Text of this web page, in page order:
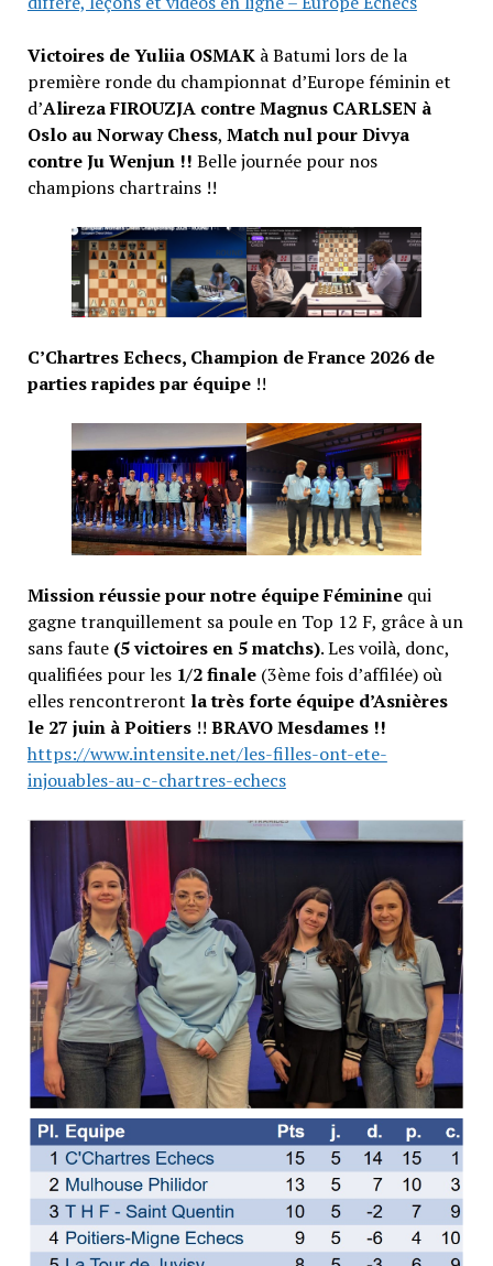
Victoires de Yuliia OSMAKà Batumi lors de la
première ronde du championnat d’Europe féminin et
d’Alireza FIROUZJA contre Magnus CARLSEN à
Oslo au Norway Chess, Match nul pour Divya
contre Ju Wenjun !! Belle journée pour nos
champions chartrains !!
C’Chartres Echecs, Champion de France 2026 de
parties rapides par équipe !!
Mission réussie pour notre équipe Fémininequi
gagne tranquillement sa poule en Top 12 F, grâce à un
sans faute (5 victoires en 5 matchs). Les voilà, donc,
qualifiées pour les1/2 finale(3ème fois d’affilée) où
elles rencontreront la très forte équipe d’Asnières
le 27 juin à Poitiers !! BRAVO Mesdames !!
https://www.intensite.net/les-filles-ont-ete-
injouables-au-c-chartres-echecs